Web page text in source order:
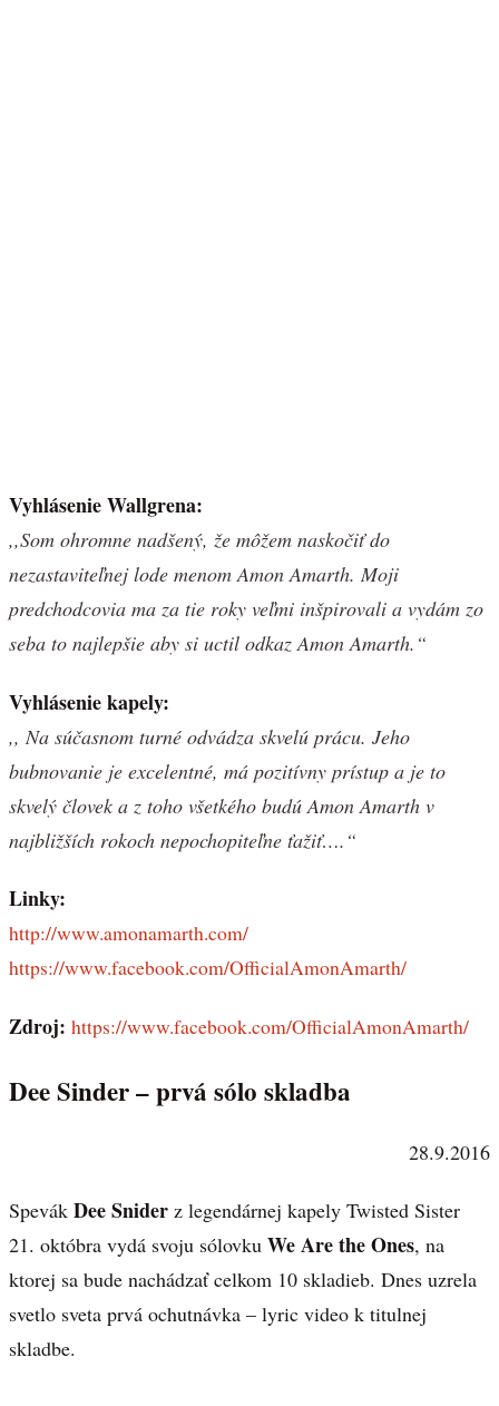
Vyhlásenie Wallgrena:
,,Som ohromne nadšený, že môžem naskočiť do
nezastaviteľnej lode menom Amon Amarth. Moji
predchodcovia ma za tie roky veľmi inšpirovali a vydám zo
seba to najlepšie aby si uctil odkaz Amon Amarth.“
Vyhlásenie kapely:
,, Na súčasnom turné odvádza skvelú prácu. Jeho
bubnovanie je excelentné, má pozitívny prístup a je to
skvelý človek a z toho všetkého budú Amon Amarth v
najbližších rokoch nepochopiteľne ťažiť….“
Linky:
http://www.amonamarth.com/
https://www.facebook.com/OfficialAmonAmarth/
Zdroj: https://www.facebook.com/OfficialAmonAmarth/
Dee Sinder – prvá sólo skladba
28.9.2016
Spevák Dee Snider z legendárnej kapely Twisted Sister
21. októbra vydá svoju sólovku We Are the Ones, na
ktorej sa bude nachádzať celkom 10 skladieb. Dnes uzrela
svetlo sveta prvá ochutnávka – lyric video k titulnej
skladbe.